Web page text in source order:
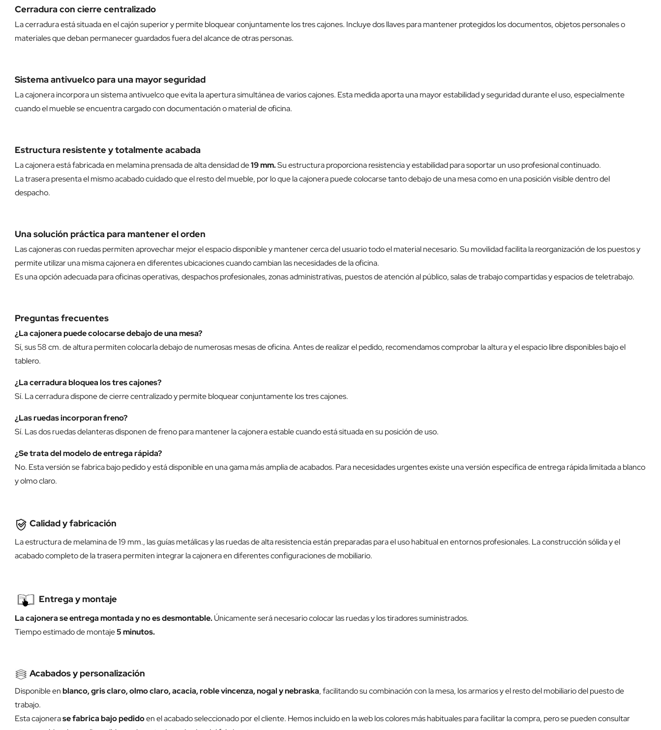
Cerradura con cierre centralizado
La cerradura está situada en el cajón superior y permite bloquear conjuntamente los tres cajones. Incluye dos llaves para mantener protegidos los documentos, objetos personales o
materiales que deban permanecer guardados fuera del alcance de otras personas.
Sistema antivuelco para una mayor seguridad
La cajonera incorpora un sistema antivuelco que evita la apertura simultánea de varios cajones. Esta medida aporta una mayor estabilidad y seguridad durante el uso, especialmente
cuando el mueble se encuentra cargado con documentación o material de oficina.
Estructura resistente y totalmente acabada
La cajonera está fabricada en melamina prensada de alta densidad de19 mm.Su estructura proporciona resistencia y estabilidad para soportar un uso profesional continuado.
La trasera presenta el mismo acabado cuidado que el resto del mueble, por lo que la cajonera puede colocarse tanto debajo de una mesa como en una posición visible dentro del
despacho.
Una solución práctica para mantener el orden
Las cajoneras con ruedas permiten aprovechar mejor el espacio disponible y mantener cerca del usuario todo el material necesario. Su movilidad facilita la reorganización de los puestos y
permite utilizar una misma cajonera en diferentes ubicaciones cuando cambian las necesidades de la oficina.
Es una opción adecuada para oficinas operativas, despachos profesionales, zonas administrativas, puestos de atención al público, salas de trabajo compartidas y espacios de teletrabajo.
Preguntas frecuentes
¿La cajonera puede colocarse debajo de una mesa?
Sí, sus 58 cm. de altura permiten colocarla debajo de numerosas mesas de oficina. Antes de realizar el pedido, recomendamos comprobar la altura y el espacio libre disponibles bajo el
tablero.
¿La cerradura bloquea los tres cajones?
Sí. La cerradura dispone de cierre centralizado y permite bloquear conjuntamente los tres cajones.
¿Las ruedas incorporan freno?
Sí. Las dos ruedas delanteras disponen de freno para mantener la cajonera estable cuando está situada en su posición de uso.
¿Se trata del modelo de entrega rápida?
No. Esta versión se fabrica bajo pedido y está disponible en una gama más amplia de acabados. Para necesidades urgentes existe una versión específica de entrega rápida limitada a blanco
y olmo claro.
Calidad y fabricación
La estructura de melamina de 19 mm., las guías metálicas y las ruedas de alta resistencia están preparadas para el uso habitual en entornos profesionales. La construcción sólida y el
acabado completo de la trasera permiten integrar la cajonera en diferentes configuraciones de mobiliario.
Entrega y montaje
La cajonera se entrega montada y no es desmontable.Únicamente será necesario colocar las ruedas y los tiradores suministrados.
Tiempo estimado de montaje5 minutos.
Acabados y personalización
Disponible enblanco, gris claro, olmo claro, acacia, roble vincenza, nogal y nebraska, facilitando su combinación con la mesa, los armarios y el resto del mobiliario del puesto de
trabajo.
Esta cajonerase fabrica bajo pedidoen el acabado seleccionado por el cliente. Hemos incluido en la web los colores más habituales para facilitar la compra, pero se pueden consultar